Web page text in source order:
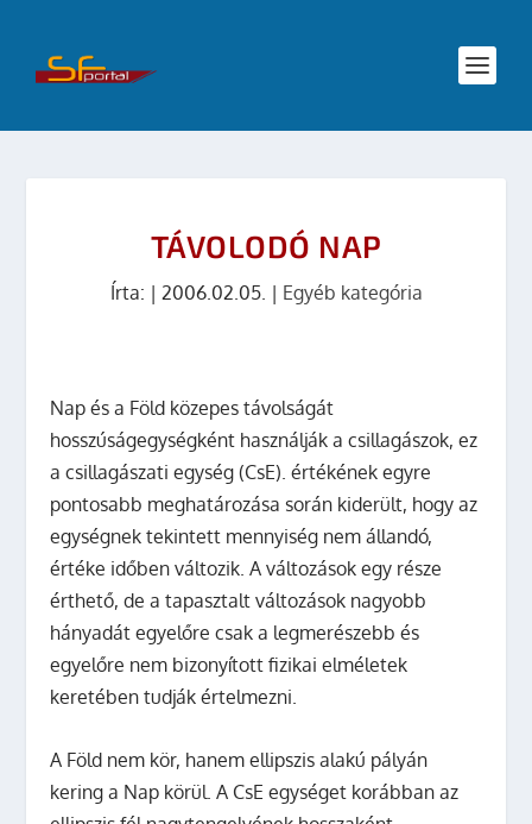
TÁVOLODÓ NAP
Írta: | 2006.02.05. | Egyéb kategória
Nap és a Föld közepes távolságát
hosszúságegységként használják a csillagászok, ez
a csillagászati egység (CsE). értékének egyre
pontosabb meghatározása során kiderült, hogy az
egységnek tekintett mennyiség nem állandó,
értéke időben változik. A változások egy része
érthető, de a tapasztalt változások nagyobb
hányadát egyelőre csak a legmerészebb és
egyelőre nem bizonyított fizikai elméletek
keretében tudják értelmezni.
A Föld nem kör, hanem ellipszis alakú pályán
kering a Nap körül. A CsE egységet korábban az